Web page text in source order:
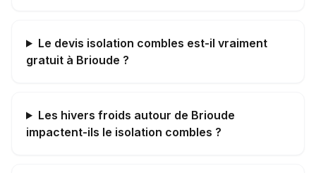
Le devis isolation combles est-il vraiment
gratuit à Brioude ?
Les hivers froids autour de Brioude
impactent-ils le isolation combles ?